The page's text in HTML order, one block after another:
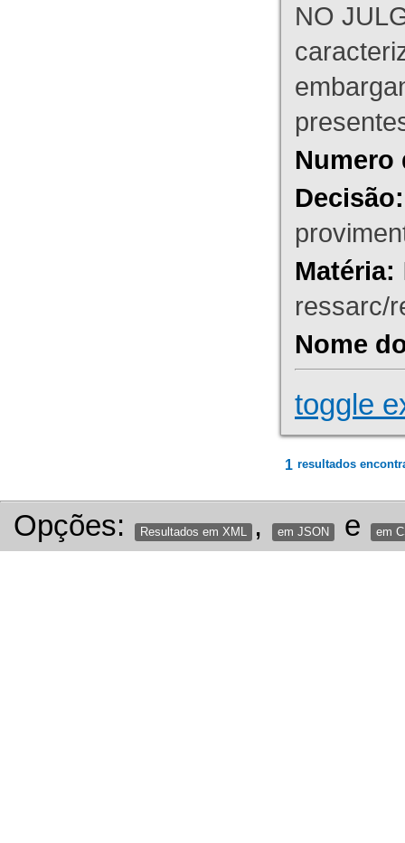
NO
Numero
Decisão:
Matéria:
ressarc/
Nome
toggle
1 resultados
Opções: Resultados em XML , em JSON e em